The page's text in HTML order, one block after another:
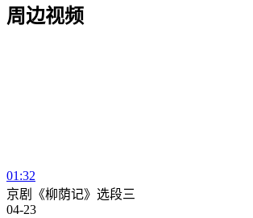
周边视频
01:32
京剧《柳荫记》选段三
04-23